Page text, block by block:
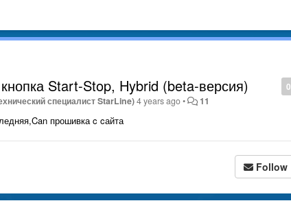
0
Start-Stop, Hybrid (beta-версия)
специалист StarLine)4 years ago• 11
прошивка c cайта
Follow